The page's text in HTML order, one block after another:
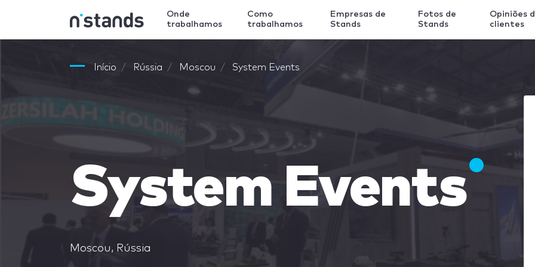
Onde
trabalhamos
Como
trabalhamos
Empresas de
Stands
Fotos de
Stands
Opiniões
clientes
Início Rússia Moscou System Events
System Events
Moscou, Rússia